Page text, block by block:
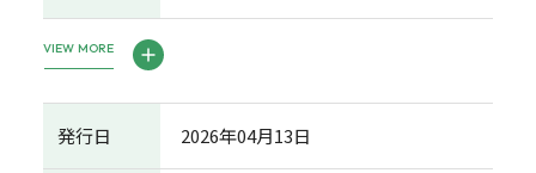
VIEW MORE
発行日 2026年04月13日